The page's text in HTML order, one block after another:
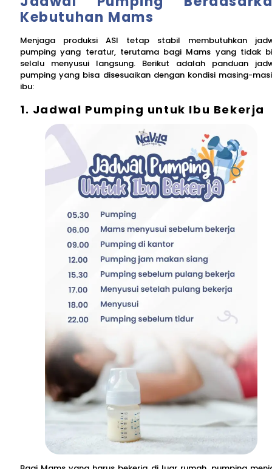
Kebutuhan Mams
Menjaga produksi ASI tetap stabil membutuhkan
pumping yang teratur, terutama bagi Mams yang tidak
selalu menyusui langsung. Berikut adalah panduan
pumping yang bisa disesuaikan dengan kondisi masing-
ibu:
1. Jadwal Pumping untuk Ibu Bekerja